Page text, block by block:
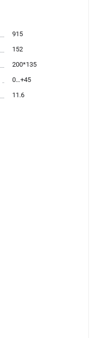
915
152
200*135
0…+45
11.6